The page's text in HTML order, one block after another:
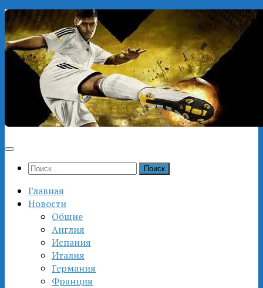
Перейти
к
содержимому
Найти:
Главная
Новости
Общие
Англия
Испания
Италия
Германия
Франция